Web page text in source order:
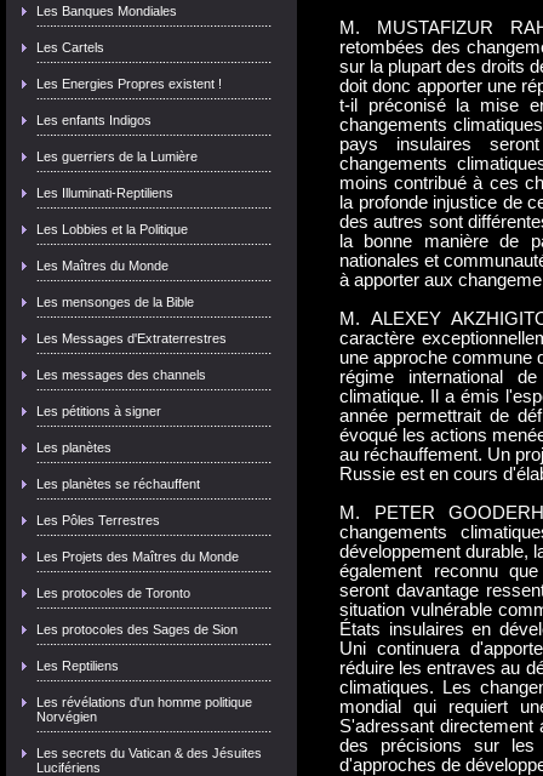
Les Banques Mondiales
Les Cartels
Les Energies Propres existent !
Les enfants Indigos
Les guerriers de la Lumière
Les Illuminati-Reptiliens
Les Lobbies et la Politique
Les Maîtres du Monde
Les mensonges de la Bible
Les Messages d'Extraterrestres
Les messages des channels
Les pétitions à signer
Les planètes
Les planètes se réchauffent
Les Pôles Terrestres
Les Projets des Maîtres du Monde
Les protocoles de Toronto
Les protocoles des Sages de Sion
Les Reptiliens
Les révélations d'un homme politique
Norvégien
Les secrets du Vatican & des Jésuites
Lucifériens
M. MUSTAFIZUR
retombées des
sur la plupart des droits
doit donc apporter une
t-il préconisé la mise
changements
pays insulaires
changements
moins contribué à ces
la profonde injustice de
des autres sont
la bonne manière de
nationales et
à apporter aux
M. ALEXEY
caractère
une approche commune
régime international
climatique. Il a émis
année permettrait de
évoqué les actions
au réchauffement. Un
Russie est en cours
M. PETER
changements
développement durable,
également reconnu
seront davantage
situation vulnérable
États insulaires en
Uni continuera
réduire les entraves au
climatiques. Les
mondial qui requiert
S'adressant directement
des précisions sur les
d'approches de